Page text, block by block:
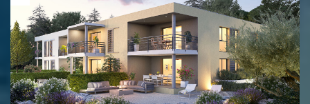
dans les charges de copropriété.